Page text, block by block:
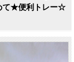
て★便利トレー☆